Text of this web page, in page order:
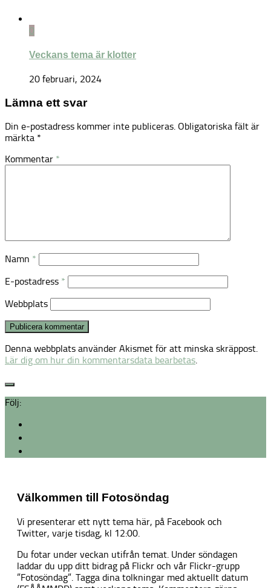
0
Veckans tema är klotter
20 februari, 2024
Lämna ett svar
Din e-postadress kommer inte publiceras. Obligatoriska fält är
märkta *
Kommentar *
Namn *
E-postadress *
Webbplats
Denna webbplats använder Akismet för att minska skräppost.
Lär dig om hur din kommentarsdata bearbetas.
Följ:
Välkommen till Fotosöndag
Vi presenterar ett nytt tema här, på Facebook och
Twitter, varje tisdag, kl 12:00.
Du fotar under veckan utifrån temat. Under söndagen
laddar du upp ditt bidrag på Flickr och vår Flickr-grupp
”Fotosöndag”. Tagga dina tolkningar med aktuellt datum